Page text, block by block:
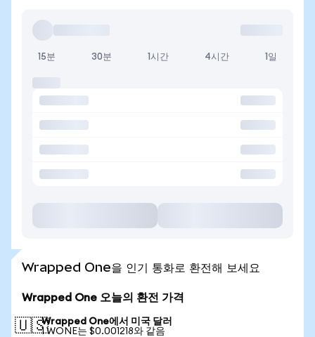
15분 30분 1시간 4시간 1일
Wrapped One을 인기 통화로 환전해 보세요
Wrapped One 오늘의 환전 가격
🇺🇸Wrapped One에서 미국 달러
1 WONE는 $0.001218와 같음